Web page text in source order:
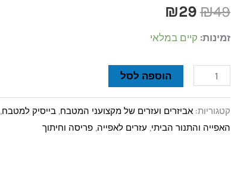
₪49
₪29
זמינות: קיים במלאי
סרגל
הוספה לסל
קטגוריות: אביזרים ועזרים של מקצועני המטבח, בייסיק למטבח,
האפייה והתנור הביתי, עזרים לאפייה, פריסה וחיתוך